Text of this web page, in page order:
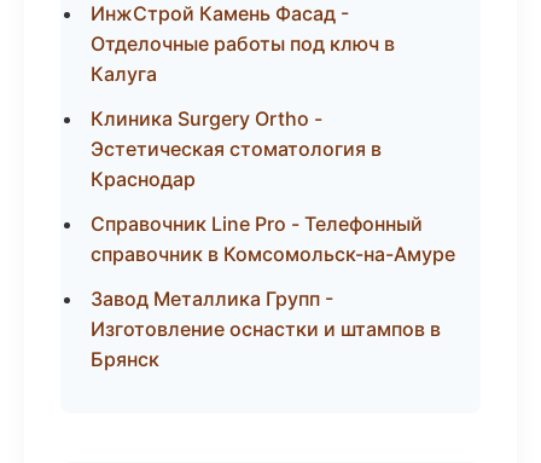
ИнжСтрой Камень Фасад -
Отделочные работы под ключ в
Калуга
Клиника Surgery Ortho -
Эстетическая стоматология в
Краснодар
Справочник Line Pro - Телефонный
справочник в Комсомольск-на-Амуре
Завод Металлика Групп -
Изготовление оснастки и штампов в
Брянск